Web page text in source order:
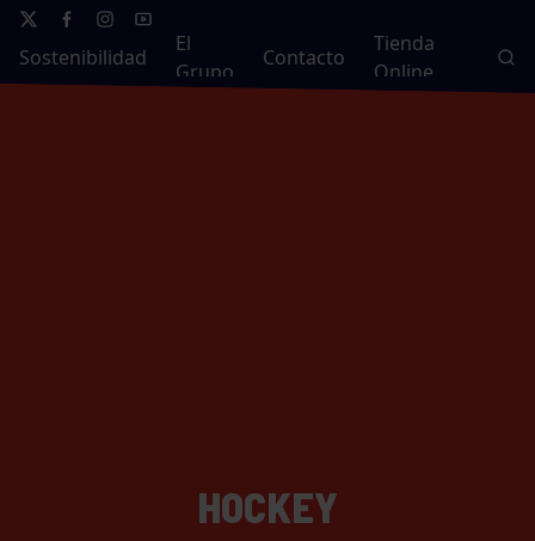
Sostenibilidad
El
Grupo
Contacto
Tienda
Online
HOCKEY